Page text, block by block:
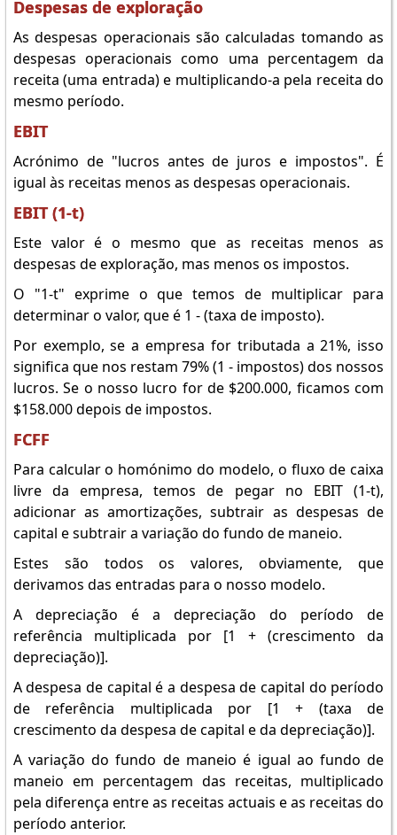
Despesas de exploração
As despesas operacionais são calculadas tomando as
despesas operacionais como uma percentagem da
receita (uma entrada) e multiplicando-a pela receita do
mesmo período.
EBIT
Acrónimo de "lucros antes de juros e impostos". É
igual às receitas menos as despesas operacionais.
EBIT (1-t)
Este valor é o mesmo que as receitas menos as
despesas de exploração, mas menos os impostos.
O "1-t" exprime o que temos de multiplicar para
determinar o valor, que é 1 - (taxa de imposto).
Por exemplo, se a empresa for tributada a 21%, isso
significa que nos restam 79% (1 - impostos) dos nossos
lucros. Se o nosso lucro for de $200.000, ficamos com
$158.000 depois de impostos.
FCFF
Para calcular o homónimo do modelo, o fluxo de caixa
livre da empresa, temos de pegar no EBIT (1-t),
adicionar as amortizações, subtrair as despesas de
capital e subtrair a variação do fundo de maneio.
Estes são todos os valores, obviamente, que
derivamos das entradas para o nosso modelo.
A depreciação é a depreciação do período de
referência multiplicada por [1 + (crescimento da
depreciação)].
A despesa de capital é a despesa de capital do período
de referência multiplicada por [1 + (taxa de
crescimento da despesa de capital e da depreciação)].
A variação do fundo de maneio é igual ao fundo de
maneio em percentagem das receitas, multiplicado
pela diferença entre as receitas actuais e as receitas do
período anterior.